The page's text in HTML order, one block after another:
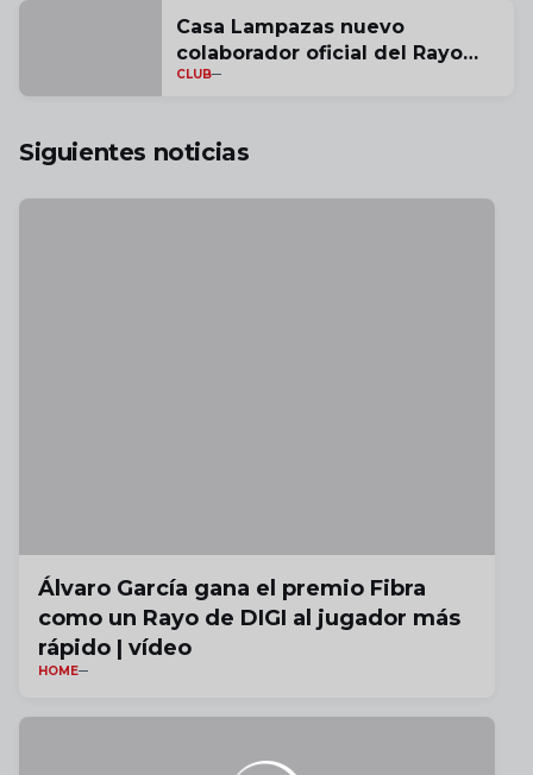
Casa Lampazas nuevo
colaborador oficial del Rayo
Vallecano
CLUB
Siguientes noticias
Álvaro García gana el premio Fibra
como un Rayo de DIGI al jugador más
rápido | vídeo
HOME